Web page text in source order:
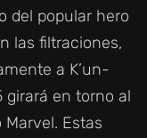
del popular hero
las filtraciones,
a K’un-
girará en torno al
Estas